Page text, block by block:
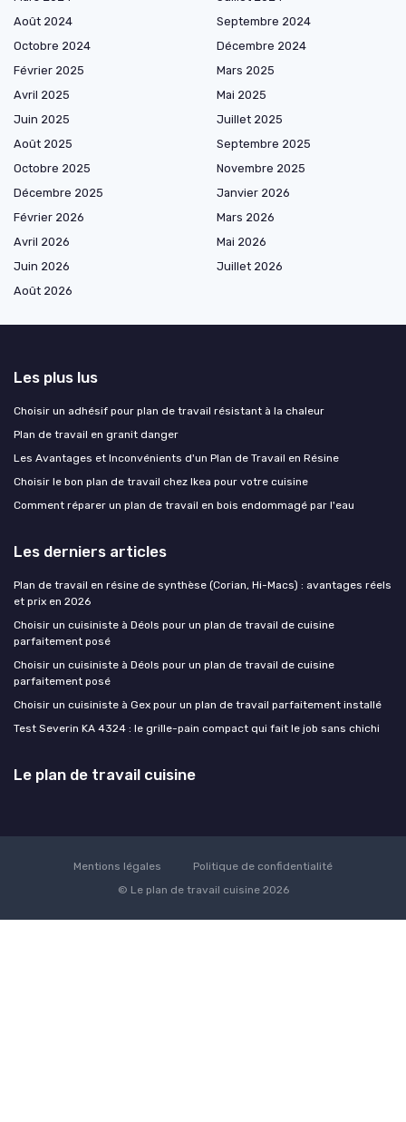
Août 2024
Septembre 2024
Octobre 2024
Décembre 2024
Février 2025
Mars 2025
Avril 2025
Mai 2025
Juin 2025
Juillet 2025
Août 2025
Septembre 2025
Octobre 2025
Novembre 2025
Décembre 2025
Janvier 2026
Février 2026
Mars 2026
Avril 2026
Mai 2026
Juin 2026
Juillet 2026
Août 2026
Les plus lus
Choisir un adhésif pour plan de travail résistant à la chaleur
Plan de travail en granit danger
Les Avantages et Inconvénients d'un Plan de Travail en Résine
Choisir le bon plan de travail chez Ikea pour votre cuisine
Comment réparer un plan de travail en bois endommagé par l'eau
Les derniers articles
Plan de travail en résine de synthèse (Corian, Hi-Macs) : avantages réels
et prix en 2026
Choisir un cuisiniste à Déols pour un plan de travail de cuisine
parfaitement posé
Choisir un cuisiniste à Déols pour un plan de travail de cuisine
parfaitement posé
Choisir un cuisiniste à Gex pour un plan de travail parfaitement installé
Test Severin KA 4324 : le grille-pain compact qui fait le job sans chichi
Le plan de travail cuisine
Mentions légales
Politique de confidentialité
© Le plan de travail cuisine 2026